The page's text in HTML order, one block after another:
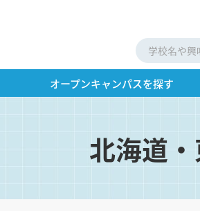
オープンキャンパスを探す
北海道